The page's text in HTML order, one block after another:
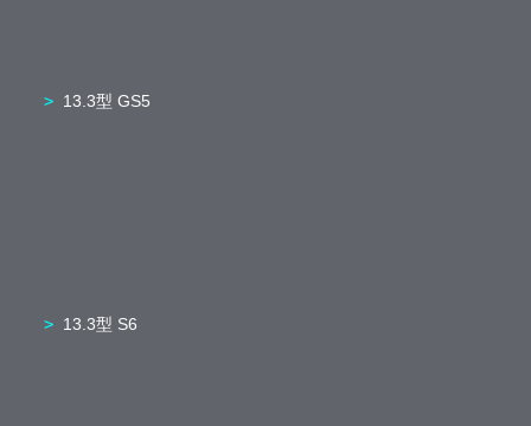
13.3型 GS5
13.3型 S6